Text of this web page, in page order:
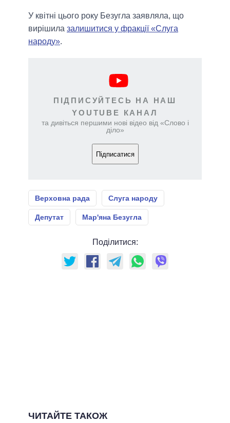
У квітні цього року Безугла заявляла, що
вирішила залишитися у фракції «Слуга
народу».
ПІДПИСУЙТЕСЬ НА НАШ
YOUTUBE КАНАЛ
та дивіться першими нові відео від «Слово і
діло»
Підписатися
Верховна рада Слуга народу
Депутат Мар'яна Безугла
Поділитися:
ЧИТАЙТЕ ТАКОЖ